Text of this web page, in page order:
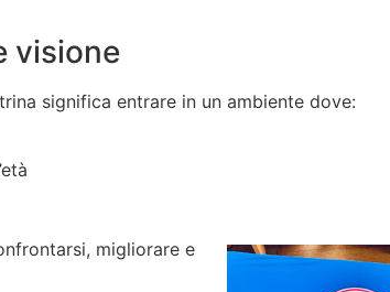
visione
significa entrare in un ambiente dove:
migliorare e